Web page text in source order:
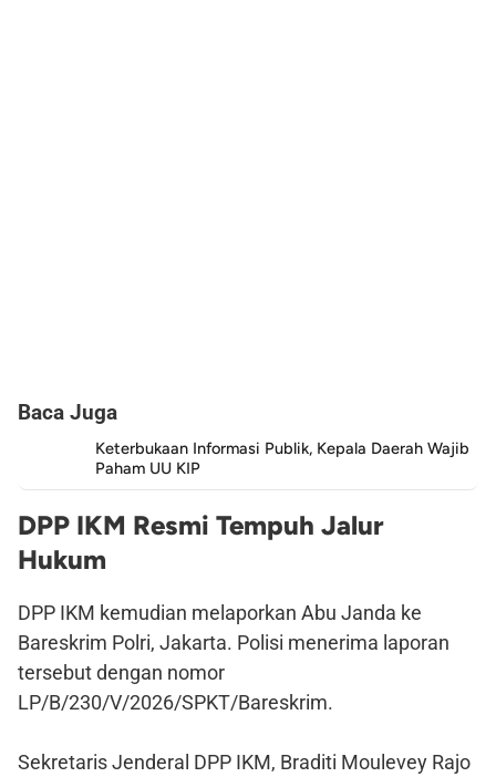
Baca Juga
Keterbukaan Informasi Publik, Kepala Daerah Wajib
Paham UU KIP
DPP IKM Resmi Tempuh Jalur
Hukum
DPP IKM kemudian melaporkan Abu Janda ke
Bareskrim Polri, Jakarta. Polisi menerima laporan
tersebut dengan nomor
LP/B/230/V/2026/SPKT/Bareskrim.
Sekretaris Jenderal DPP IKM, Braditi Moulevey Rajo